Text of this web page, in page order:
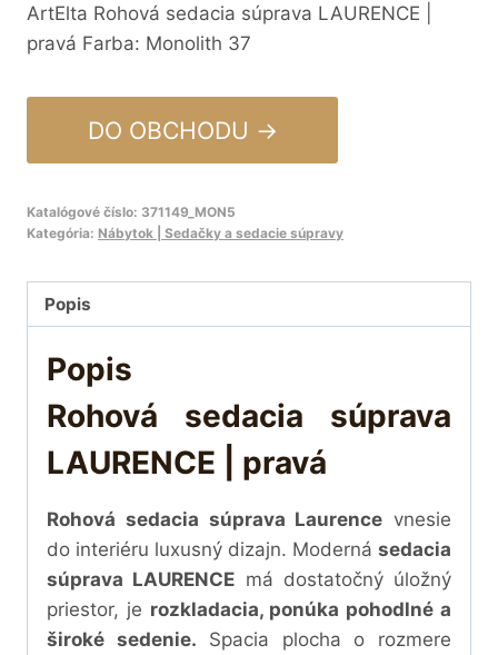
ArtElta Rohová sedacia súprava LAURENCE |
pravá Farba: Monolith 37
DO OBCHODU →
Katalógové číslo: 371149_MON5
Kategória: Nábytok | Sedačky a sedacie súpravy
Popis
Popis
Rohová sedacia súprava
LAURENCE | pravá
Rohová sedacia súprava Laurence vnesie
do interiéru luxusný dizajn. Moderná sedacia
súprava LAURENCE má dostatočný úložný
priestor, je rozkladacia, ponúka pohodlné a
široké sedenie. Spacia plocha o rozmere